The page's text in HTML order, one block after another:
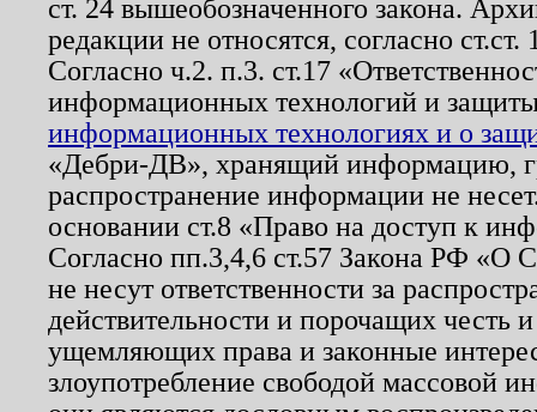
ст. 24 вышеобозначенного закона.
редакции не относятся, согласно
Согласно ч.2. п.3. ст.17
информационных технологий и
информационных технологиях и о
«Дебри-ДВ», хранящий информацию,
распространение информации не
основании ст.8 «Право на доступ к
Согласно пп.3,4,6 ст.57 Закона РФ «О
не несут ответственности за
действительности и порочащих честь
ущемляющих права и законные
злоупотребление свободой массовой